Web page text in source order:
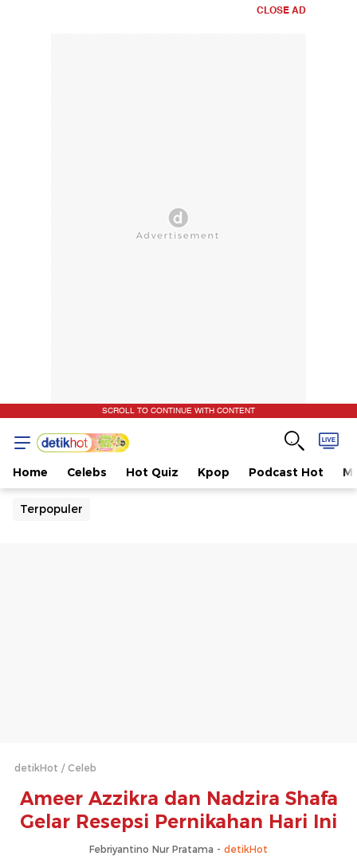
CLOSE AD
SCROLL TO CONTINUE WITH CONTENT
Home Celebs Hot Quiz Kpop Podcast Hot
Terpopuler
detikHot Celeb
Ameer Azzikra dan Nadzira Shafa
Gelar Resepsi Pernikahan Hari Ini
Febriyantino Nur Pratama - detikHot